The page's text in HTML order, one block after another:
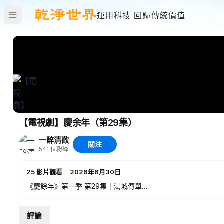
運用科技 回歸傳統價值
【電視劇】慶余年（第29集）
一醉清歡
541 位粉絲
關注
25影片觀看 · 2026年6月30日
《慶餘年》第一季 第29集｜滿城傳單
宮的事情差點暴露，幸好陳萍萍早已暗中替他善後。為了不讓
評論